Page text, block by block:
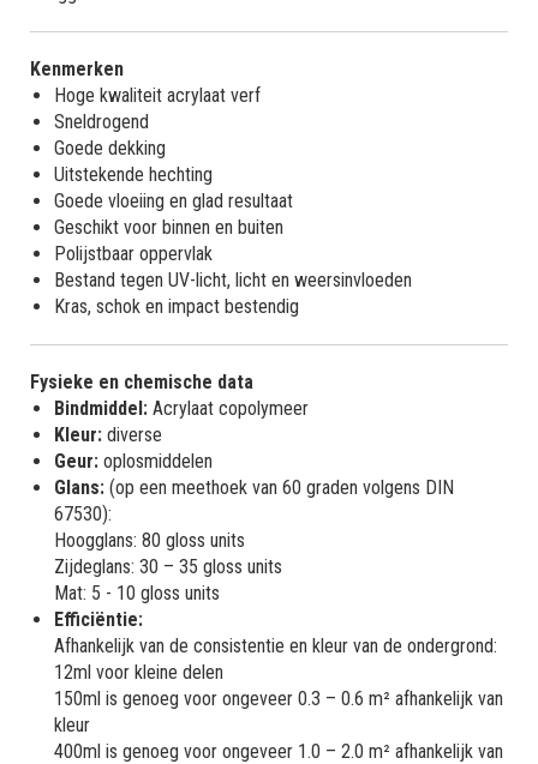
Kenmerken
Hoge kwaliteit acrylaat verf
Sneldrogend
Goede dekking
Uitstekende hechting
Goede vloeiing en glad resultaat
Geschikt voor binnen en buiten
Polijstbaar oppervlak
Bestand tegen UV-licht, licht en weersinvloeden
Kras, schok en impact bestendig
Fysieke en chemische data
Bindmiddel: Acrylaat copolymeer
Kleur: diverse
Geur: oplosmiddelen
Glans: (op een meethoek van 60 graden volgens DIN
67530):
Hoogglans: 80 gloss units
Zijdeglans: 30 – 35 gloss units
Mat: 5 - 10 gloss units
Efficiëntie:
Afhankelijk van de consistentie en kleur van de ondergrond:
12ml voor kleine delen
150ml is genoeg voor ongeveer 0.3 – 0.6 m² afhankelijk van
kleur
400ml is genoeg voor ongeveer 1.0 – 2.0 m² afhankelijk van